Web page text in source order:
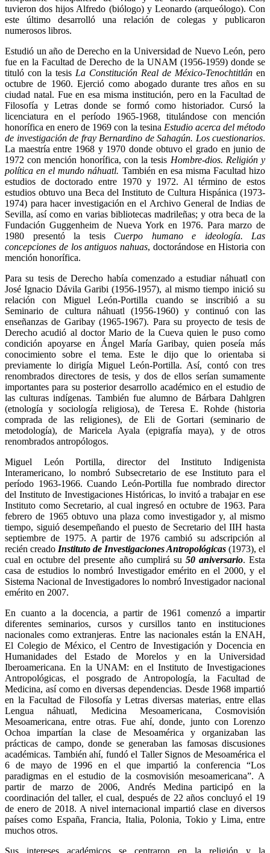
tuvieron dos hijos Alfredo (biólogo) y Leonardo (arqueólogo). Con
este último desarrolló una relación de colegas y publicaron
numerosos libros.
Estudió un año de Derecho en la Universidad de Nuevo León, pero
fue en la Facultad de Derecho de la UNAM (1956-1959) donde se
tituló con la tesis La Constitución Real de México-Tenochtitlán en
octubre de 1960. Ejerció como abogado durante tres años en su
ciudad natal. Fue en esa misma institución, pero en la Facultad de
Filosofía y Letras donde se formó como historiador. Cursó la
licenciatura en el período 1965-1968, titulándose con mención
honorífica en enero de 1969 con la tesina Estudio acerca del método
de investigación de fray Bernardino de Sahagún. Los cuestionarios.
La maestría entre 1968 y 1970 donde obtuvo el grado en junio de
1972 con mención honorífica, con la tesis Hombre-dios. Religión y
política en el mundo náhuatl. También en esa misma Facultad hizo
estudios de doctorado entre 1970 y 1972. Al término de estos
estudios obtuvo una Beca del Instituto de Cultura Hispánica (1973-
1974) para hacer investigación en el Archivo General de Indias de
Sevilla, así como en varias bibliotecas madrileñas; y otra beca de la
Fundación Guggenheim de Nueva York en 1976. Para marzo de
1980 presentó la tesis Cuerpo humano e ideología. Las
concepciones de los antiguos nahuas, doctorándose en Historia con
mención honorífica.
Para su tesis de Derecho había comenzado a estudiar náhuatl con
José Ignacio Dávila Garibi (1956-1957), al mismo tiempo inició su
relación con Miguel León-Portilla cuando se inscribió a su
Seminario de cultura náhuatl (1956-1960) y continuó con las
enseñanzas de Garibay (1965-1967). Para su proyecto de tesis de
Derecho acudió al doctor Mario de la Cueva quien le puso como
condición apoyarse en Ángel María Garibay, quien poseía más
conocimiento sobre el tema. Este le dijo que lo orientaba si
previamente lo dirigía Miguel León-Portilla. Así, contó con tres
renombrados directores de tesis, y dos de ellos serían sumamente
importantes para su posterior desarrollo académico en el estudio de
las culturas indígenas. También fue alumno de Bárbara Dahlgren
(etnología y sociología religiosa), de Teresa E. Rohde (historia
comprada de las religiones), de Eli de Gortari (seminario de
metodología), de Maricela Ayala (epigrafía maya), y de otros
renombrados antropólogos.
Miguel León Portilla, director del Instituto Indigenista
Interamericano, lo nombró Subsecretario de ese Instituto para el
período 1963-1966. Cuando León-Portilla fue nombrado director
del Instituto de Investigaciones Históricas, lo invitó a trabajar en ese
Instituto como Secretario, al cual ingresó en octubre de 1963. Para
febrero de 1965 obtuvo una plaza como investigador y, al mismo
tiempo, siguió desempeñando el puesto de Secretario del IIH hasta
septiembre de 1975. A partir de 1976 cambió su adscripción al
recién creado Instituto de Investigaciones Antropológicas (1973), el
cual en octubre del presente año cumplirá su 50 aniversario. Esta
casa de estudios lo nombró Investigador emérito en el 2000, y el
Sistema Nacional de Investigadores lo nombró Investigador nacional
emérito en 2007.
En cuanto a la docencia, a partir de 1961 comenzó a impartir
diferentes seminarios, cursos y cursillos tanto en instituciones
nacionales como extranjeras. Entre las nacionales están la ENAH,
El Colegio de México, el Centro de Investigación y Docencia en
Humanidades del Estado de Morelos y en la Universidad
Iberoamericana. En la UNAM: en el Instituto de Investigaciones
Antropológicas, el posgrado de Antropología, la Facultad de
Medicina, así como en diversas dependencias. Desde 1968 impartió
en la Facultad de Filosofía y Letras diversas materias, entre ellas
Lengua náhuatl, Medicina Mesoamericana, Cosmovisión
Mesoamericana, entre otras. Fue ahí, donde, junto con Lorenzo
Ochoa impartían la clase de Mesoamérica y organizaban las
prácticas de campo, donde se generaban las famosas discusiones
académicas. También ahí, fundó el Taller Signos de Mesoamérica el
6 de mayo de 1996 en el que impartió la conferencia “Los
paradigmas en el estudio de la cosmovisión mesoamericana”. A
partir de marzo de 2006, Andrés Medina participó en la
coordinación del taller, el cual, después de 22 años concluyó el 19
de enero de 2018. A nivel internacional impartió clase en diversos
países como España, Francia, Italia, Polonia, Tokio y Lima, entre
muchos otros.
Sus intereses académicos se centraron en la religión y la